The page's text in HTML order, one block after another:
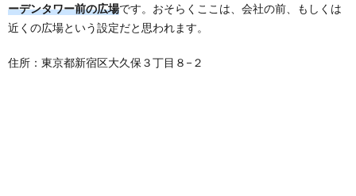
ーデンタワー前の広場です。おそらくここは、会社の前、もしくは
近くの広場という設定だと思われます。
住所：東京都新宿区大久保３丁目８−２